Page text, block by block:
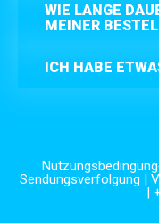
WIE LANGE
MEINER
ICH HABE
Sendungsverfolgung |
|